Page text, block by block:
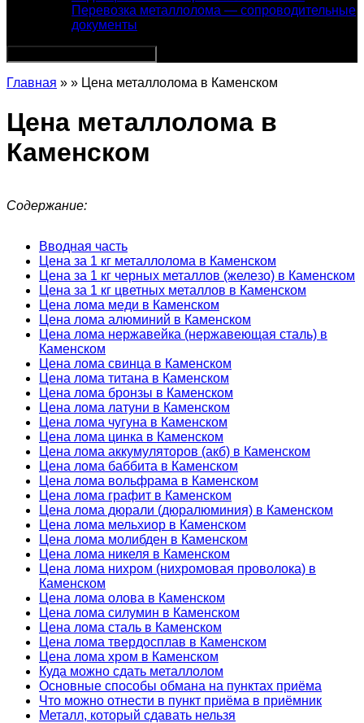
Перевозка металлолома — сопроводительные
документы
Главная » » Цена металлолома в Каменском
Цена металлолома в
Каменском
Содержание:
Вводная часть
Цена за 1 кг металлолома в Каменском
Цена за 1 кг черных металлов (железо) в Каменском
Цена за 1 кг цветных металлов в Каменском
Цена лома меди в Каменском
Цена лома алюминий в Каменском
Цена лома нержавейка (нержавеющая сталь) в
Каменском
Цена лома свинца в Каменском
Цена лома титана в Каменском
Цена лома бронзы в Каменском
Цена лома латуни в Каменском
Цена лома чугуна в Каменском
Цена лома цинка в Каменском
Цена лома аккумуляторов (акб) в Каменском
Цена лома баббита в Каменском
Цена лома вольфрама в Каменском
Цена лома графит в Каменском
Цена лома дюрали (дюралюминия) в Каменском
Цена лома мельхиор в Каменском
Цена лома молибден в Каменском
Цена лома никеля в Каменском
Цена лома нихром (нихромовая проволока) в
Каменском
Цена лома олова в Каменском
Цена лома силумин в Каменском
Цена лома сталь в Каменском
Цена лома твердосплав в Каменском
Цена лома хром в Каменском
Куда можно сдать металлолом
Основные способы обмана на пунктах приёма
Что можно отнести в пункт приёма в приёмник
Металл, который сдавать нельзя